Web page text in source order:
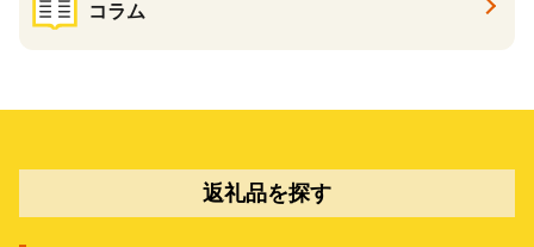
コラム
返礼品を探す